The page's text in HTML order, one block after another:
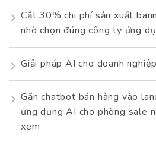
Cắt 30% chi phí sản xuất
nhờ chọn đúng công ty ứng
Giải pháp AI cho doanh
Gắn chatbot bán hàng vào
ứng dụng AI cho phòng sale
xem